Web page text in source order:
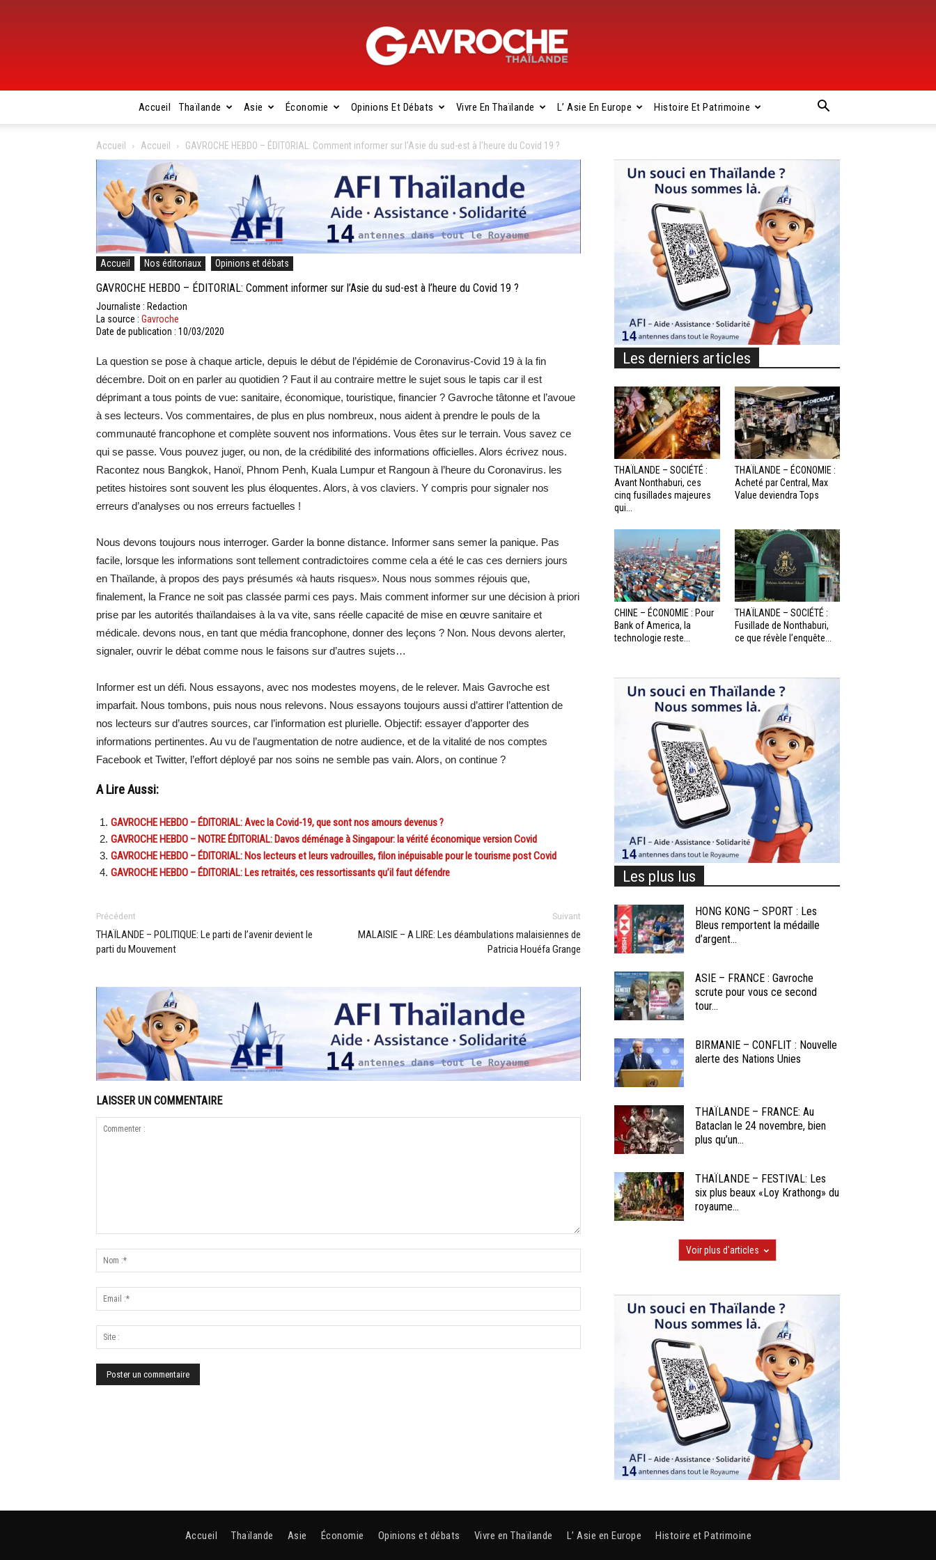
Gavroche
Thaïlande
Accueil Thaïlande Asie Économie Opinions Et Débats Vivre En Thaïlande L’ Asie En Europe Histoire Et Patrimoine
Accueil Accueil GAVROCHE HEBDO – ÉDITORIAL: Comment informer sur l’Asie du sud-est à l’heure du Covid 19 ?
Accueil Nos éditoriaux Opinions et débats
GAVROCHE HEBDO – ÉDITORIAL: Comment informer sur l’Asie du sud-est à l’heure du Covid 19 ?
Journaliste : Redaction
La source : Gavroche
Date de publication : 10/03/2020
La question se pose à chaque article, depuis le début de l’épidémie de Coronavirus-Covid 19 à la fin
décembre. Doit on en parler au quotidien ? Faut il au contraire mettre le sujet sous le tapis car il est
déprimant a tous points de vue: sanitaire, économique, touristique, financier ? Gavroche tâtonne et l’avoue
à ses lecteurs. Vos commentaires, de plus en plus nombreux, nous aident à prendre le pouls de la
communauté francophone et complète souvent nos informations. Vous êtes sur le terrain. Vous savez ce
qui se passe. Vous pouvez juger, ou non, de la crédibilité des informations officielles. Alors écrivez nous.
Racontez nous Bangkok, Hanoï, Phnom Penh, Kuala Lumpur et Rangoun à l’heure du Coronavirus. les
petites histoires sont souvent les plus éloquentes. Alors, à vos claviers. Y compris pour signaler nos
erreurs d’analyses ou nos erreurs factuelles !
Nous devons toujours nous interroger. Garder la bonne distance. Informer sans semer la panique. Pas
facile, lorsque les informations sont tellement contradictoires comme cela a été le cas ces derniers jours
en Thaïlande, à propos des pays présumés «à hauts risques». Nous nous sommes réjouis que,
finalement, la France ne soit pas classée parmi ces pays. Mais comment informer sur une décision à priori
prise par les autorités thaïlandaises à la va vite, sans réelle capacité de mise en œuvre sanitaire et
médicale. devons nous, en tant que média francophone, donner des leçons ? Non. Nous devons alerter,
signaler, ouvrir le débat comme nous le faisons sur d’autres sujets…
Informer est un défi. Nous essayons, avec nos modestes moyens, de le relever. Mais Gavroche est
imparfait. Nous tombons, puis nous nous relevons. Nous essayons toujours aussi d’attirer l’attention de
nos lecteurs sur d’autres sources, car l’information est plurielle. Objectif: essayer d’apporter des
informations pertinentes. Au vu de l’augmentation de notre audience, et de la vitalité de nos comptes
Facebook et Twitter, l’effort déployé par nos soins ne semble pas vain. Alors, on continue ?
A Lire Aussi:
GAVROCHE HEBDO – ÉDITORIAL: Avec la Covid-19, que sont nos amours devenus ?
GAVROCHE HEBDO – NOTRE ÉDITORIAL: Davos déménage à Singapour: la vérité économique version Covid
GAVROCHE HEBDO – ÉDITORIAL: Nos lecteurs et leurs vadrouilles, filon inépuisable pour le tourisme post Covid
GAVROCHE HEBDO – ÉDITORIAL: Les retraités, ces ressortissants qu’il faut défendre
Précédent
THAÏLANDE – POLITIQUE: Le parti de l’avenir devient le
parti du Mouvement
Suivant
MALAISIE – A LIRE: Les déambulations malaisiennes de
Patricia Houéfa Grange
LAISSER UN COMMENTAIRE
Les derniers articles
THAÏLANDE – SOCIÉTÉ :
Avant Nonthaburi, ces
cinq fusillades majeures
qui...
THAÏLANDE – ÉCONOMIE :
Acheté par Central, Max
Value deviendra Tops
CHINE – ÉCONOMIE : Pour
Bank of America, la
technologie reste...
THAÏLANDE – SOCIÉTÉ :
Fusillade de Nonthaburi,
ce que révèle l’enquête...
Les plus lus
HONG KONG – SPORT : Les
Bleus remportent la médaille
d’argent...
ASIE – FRANCE : Gavroche
scrute pour vous ce second
tour...
BIRMANIE – CONFLIT : Nouvelle
alerte des Nations Unies
THAÏLANDE – FRANCE: Au
Bataclan le 24 novembre, bien
plus qu’un...
THAÏLANDE – FESTIVAL: Les
six plus beaux «Loy Krathong» du
royaume...
Voir plus d'articles
Accueil Thaïlande Asie Économie Opinions et débats Vivre en Thaïlande L’ Asie en Europe Histoire et Patrimoine